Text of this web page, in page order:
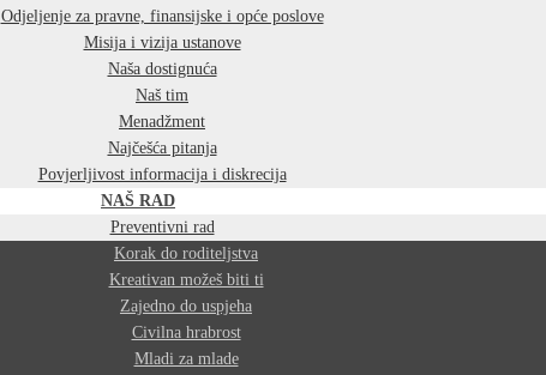
Odjeljenje za pravne, finansijske i opće poslove
Misija i vizija ustanove
Naša dostignuća
Naš tim
Menadžment
Najčešća pitanja
Povjerljivost informacija i diskrecija
NAŠ RAD
Preventivni rad
Korak do roditeljstva
Kreativan možeš biti ti
Zajedno do uspjeha
Civilna hrabrost
Mladi za mlade